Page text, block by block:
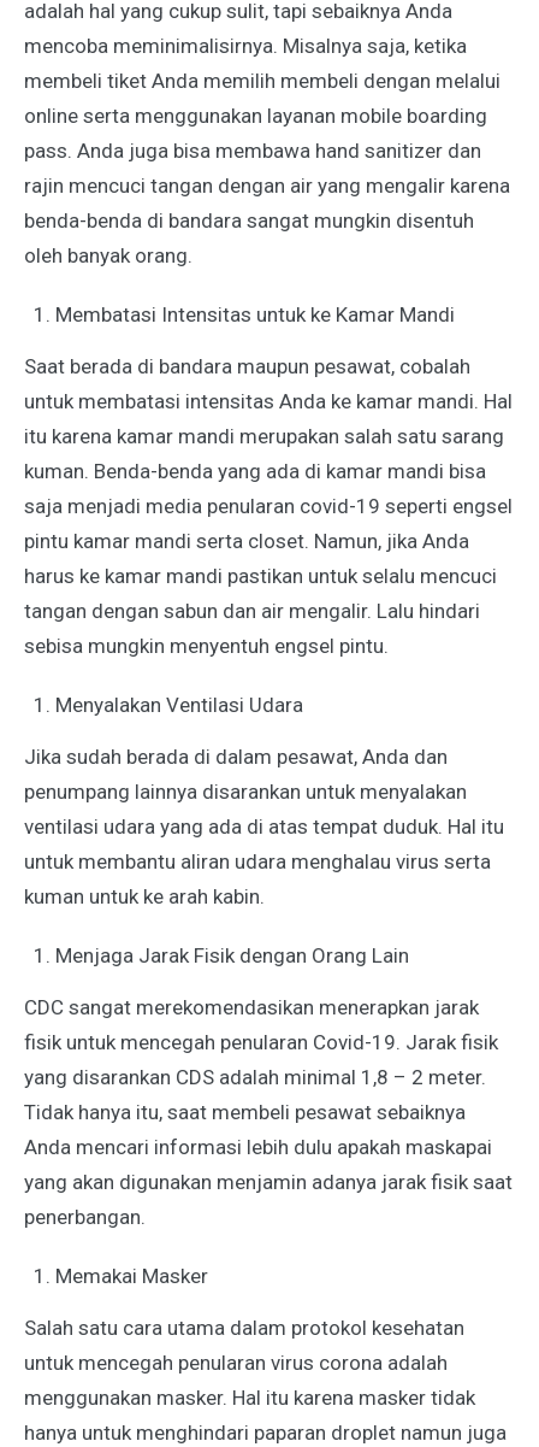
adalah hal yang cukup sulit, tapi sebaiknya Anda
mencoba meminimalisirnya. Misalnya saja, ketika
membeli tiket Anda memilih membeli dengan melalui
online serta menggunakan layanan mobile boarding
pass. Anda juga bisa membawa hand sanitizer dan
rajin mencuci tangan dengan air yang mengalir karena
benda-benda di bandara sangat mungkin disentuh
oleh banyak orang.
Membatasi Intensitas untuk ke Kamar Mandi
Saat berada di bandara maupun pesawat, cobalah
untuk membatasi intensitas Anda ke kamar mandi. Hal
itu karena kamar mandi merupakan salah satu sarang
kuman. Benda-benda yang ada di kamar mandi bisa
saja menjadi media penularan covid-19 seperti engsel
pintu kamar mandi serta closet. Namun, jika Anda
harus ke kamar mandi pastikan untuk selalu mencuci
tangan dengan sabun dan air mengalir. Lalu hindari
sebisa mungkin menyentuh engsel pintu.
Menyalakan Ventilasi Udara
Jika sudah berada di dalam pesawat, Anda dan
penumpang lainnya disarankan untuk menyalakan
ventilasi udara yang ada di atas tempat duduk. Hal itu
untuk membantu aliran udara menghalau virus serta
kuman untuk ke arah kabin.
Menjaga Jarak Fisik dengan Orang Lain
CDC sangat merekomendasikan menerapkan jarak
fisik untuk mencegah penularan Covid-19. Jarak fisik
yang disarankan CDS adalah minimal 1,8 – 2 meter.
Tidak hanya itu, saat membeli pesawat sebaiknya
Anda mencari informasi lebih dulu apakah maskapai
yang akan digunakan menjamin adanya jarak fisik saat
penerbangan.
Memakai Masker
Salah satu cara utama dalam protokol kesehatan
untuk mencegah penularan virus corona adalah
menggunakan masker. Hal itu karena masker tidak
hanya untuk menghindari paparan droplet namun juga